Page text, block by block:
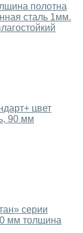
двери
для
полотна
сталь 1мм.
цвет
90 мм
серии
мм толщина